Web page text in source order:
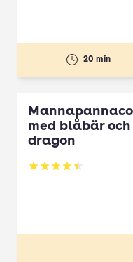
20 min
med blåbär och
dragon
Betyg: 4.5 av 5